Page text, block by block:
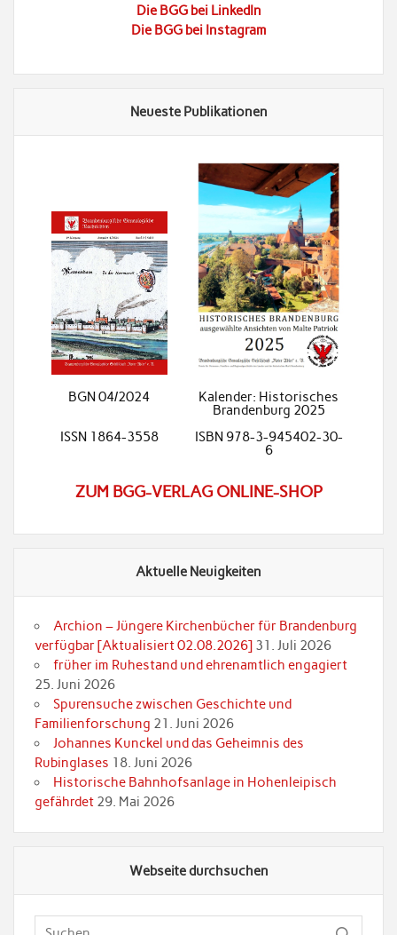
Die BGG bei LinkedIn
Die BGG bei Instagram
Neueste Publikationen
BGN 04/2024
Kalender: Historisches
Brandenburg 2025
ISSN 1864-3558
ISBN 978-3-945402-30-
6
ZUM BGG-VERLAG ONLINE-SHOP
Aktuelle Neuigkeiten
Archion – Jüngere Kirchenbücher für Brandenburg
verfügbar [Aktualisiert 02.08.2026] 31. Juli 2026
früher im Ruhestand und ehrenamtlich engagiert
25. Juni 2026
Spurensuche zwischen Geschichte und
Familienforschung 21. Juni 2026
Johannes Kunckel und das Geheimnis des
Rubinglases 18. Juni 2026
Historische Bahnhofsanlage in Hohenleipisch
gefährdet 29. Mai 2026
Webseite durchsuchen